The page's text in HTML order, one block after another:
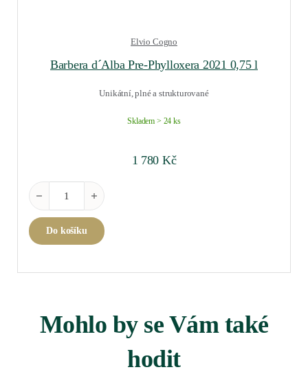
Elvio Cogno
Barbera d´Alba Pre-Phylloxera 2021 0,75 l
Unikátní, plné a strukturované
Skladem > 24 ks
1 780 Kč
Barbera d´Alba Pre-Phylloxera 2021 0,75 l množství
Do košíku
Mohlo by se Vám také
hodit